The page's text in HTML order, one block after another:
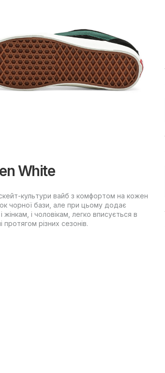
White
культури вайб з комфортом на кожен
чорної бази, але при цьому додає
і чоловікам, легко вписується в
різних сезонів.
матеріали добре тримають форму,